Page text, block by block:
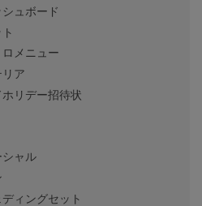
ュボード
メニュー
ア
リデー招待状
ャル
ィングセット